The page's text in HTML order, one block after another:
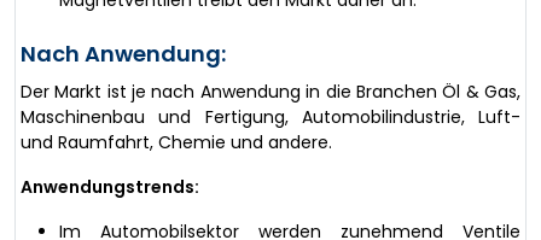
Nach Anwendung:
Der Markt ist je nach Anwendung in die Branchen Öl & Gas,
Maschinenbau und Fertigung, Automobilindustrie, Luft-
und Raumfahrt, Chemie und andere.
Anwendungstrends:
Im Automobilsektor werden zunehmend Ventile